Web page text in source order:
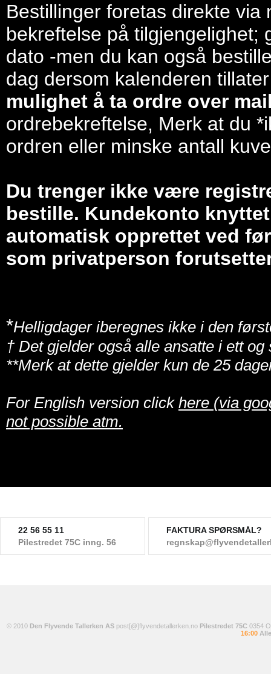
Bestillinger foretas direkte
bekreftelse på tilgjengelighet;
dato -men du kan også
dag dersom kalenderen
mulighet å ta ordre over
ordrebekreftelse, Merk at du
ordren eller minske antall
Du trenger ikke være
bestille. Kundekonto
automatisk opprettet ved
som privatperson
*Helligdager iberegnes ikke i den
† Det gjelder også alle ansatte i ett
**Merk at dette gjelder kun de 25
For English version click here (via
not possible atm.
22 56 55 11
Pilestredet 75C inng. 56
FAKTURA SPØRSMÅL?
© 2010 Den Flyvende Tallerken ASpost[@]flyvendetallerken.no Pilestredet 75C 0354
16:00